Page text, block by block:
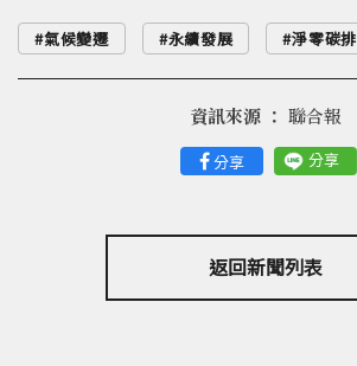
氣候變遷 永續發展 淨零碳排
分享 分享
資訊來源 ： 聯合報
返回新聞列表